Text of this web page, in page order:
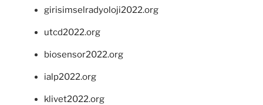
girisimselradyoloji2022.org
utcd2022.org
biosensor2022.org
ialp2022.org
klivet2022.org